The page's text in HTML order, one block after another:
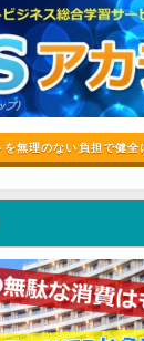
無理のない負担で健全